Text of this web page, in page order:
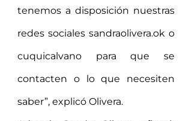
tenemos a disposición nuestras
redes sociales sandraolivera.ok o
cuquicalvano para que se
contacten o lo que necesiten
saber”, explicó Olivera.